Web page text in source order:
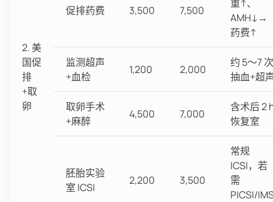
2. 美
国促
排
+取
卵
促排药费 3,500 7,500
重↑、
AMH↓→
药费↑
监测超声
+血检
1,200 2,000
约 5～7 次
抽血+超
取卵手术
+麻醉
4,500 7,000
含术后 2
恢复室
胚胎实验
室 ICSI
2,200 3,500
常规
ICSI，若
需
PICSI/